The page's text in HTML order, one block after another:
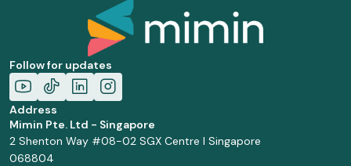
Follow for updates
Address
Mimin Pte. Ltd - Singapore
2 Shenton Way #08-02 SGX Centre I Singapore
068804